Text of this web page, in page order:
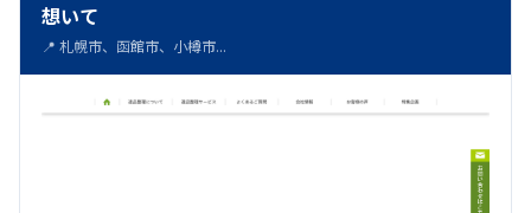
想いて
📍 札幌市、函館市、小樽市...